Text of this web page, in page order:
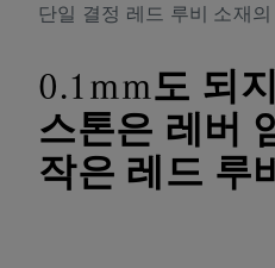
단일 결정 레드 루비 소재
0.1mm도 되
스톤은 레버
작은 레드 루